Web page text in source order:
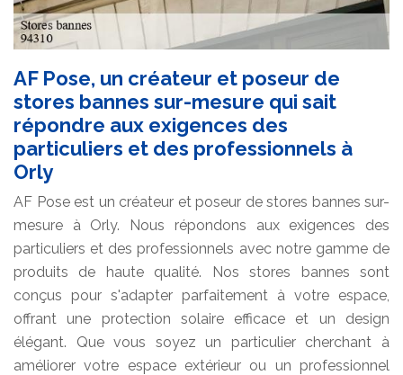
AF Pose, un créateur et poseur de
stores bannes sur-mesure qui sait
répondre aux exigences des
particuliers et des professionnels à
Orly
AF Pose est un créateur et poseur de stores bannes sur-
mesure à Orly. Nous répondons aux exigences des
particuliers et des professionnels avec notre gamme de
produits de haute qualité. Nos stores bannes sont
conçus pour s'adapter parfaitement à votre espace,
offrant une protection solaire efficace et un design
élégant. Que vous soyez un particulier cherchant à
améliorer votre espace extérieur ou un professionnel